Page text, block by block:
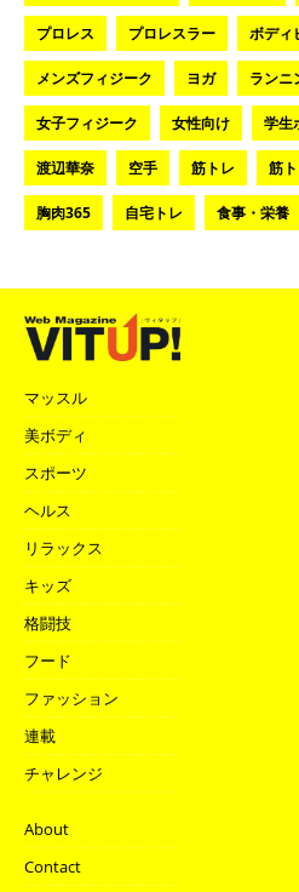
プロレス プロレスラー ボディ
メンズフィジーク ヨガ ランニ
女子フィジーク 女性向け 学生
渡辺華奈 空手 筋トレ 筋
胸肉365 自宅トレ 食事・栄養
マッスル
美ボディ
スポーツ
ヘルス
リラックス
キッズ
格闘技
フード
ファッション
連載
チャレンジ
About
Contact